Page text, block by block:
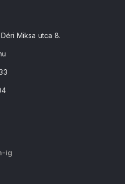
Miksa utca 8.
ig